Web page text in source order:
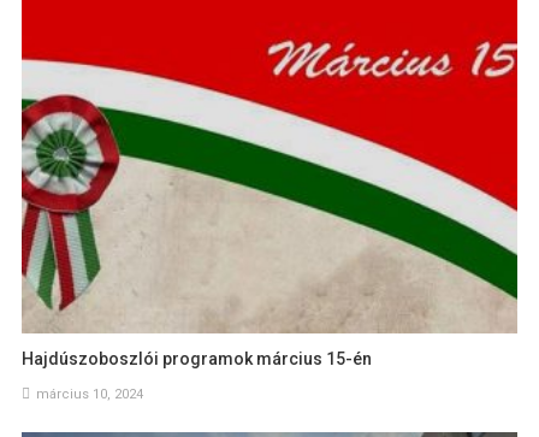
Hajdúszoboszlói programok március 15-én
március 10, 2024